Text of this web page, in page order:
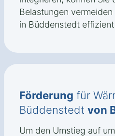
Belastungen
in Büddenstedt
Förderung für
Büddenstedt von
Um den Umstieg auf